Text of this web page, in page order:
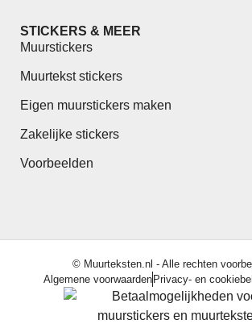
STICKERS & MEER
Muurstickers
Muurtekst stickers
Eigen muurstickers maken
Zakelijke stickers
Voorbeelden
© Muurteksten.nl - Alle rechten
Algemene voorwaarden Privacy- en